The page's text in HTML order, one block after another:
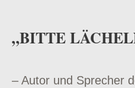
„BITTE
– Autor und Sprecher